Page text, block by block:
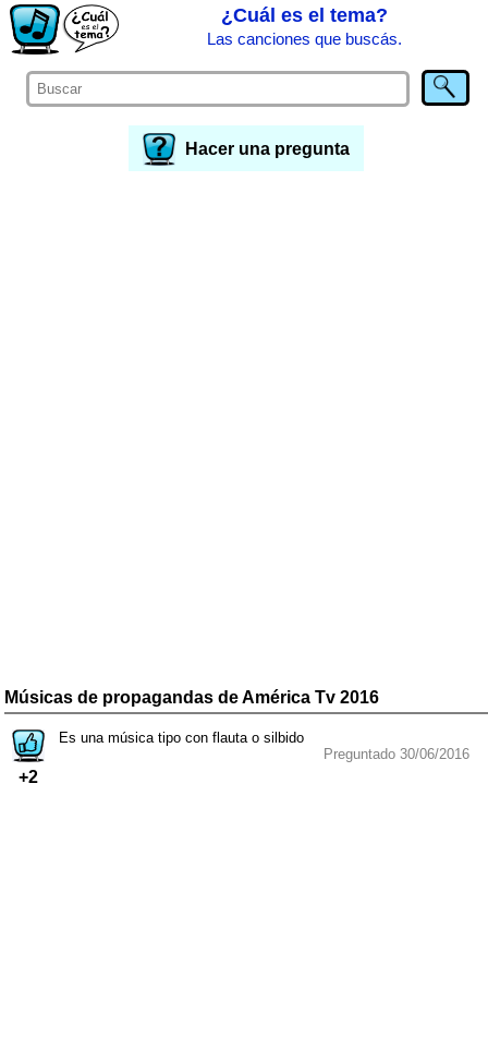
¿Cuál es el tema?
Las canciones que buscás.
Hacer una pregunta
Músicas de propagandas de América Tv 2016
+2
Es una música tipo con flauta o silbido
Preguntado 30/06/2016